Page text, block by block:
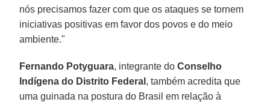
nós precisamos fazer com que os ataques se tornem
iniciativas positivas em favor dos povos e do meio
ambiente."
Fernando Potyguara, integrante doConselho
Indígena do Distrito Federal , também acredita que
uma guinada na postura do Brasil em relação à